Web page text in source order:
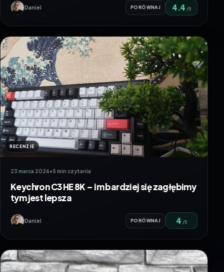
Daniel PORÓWNAJ 4.4 /5
RECENZJE
23 marca 2026•5 min czytania
Keychron C3 HE 8K – im bardziej się zagłębimy
tym jest lepsza
Daniel PORÓWNAJ 4 /5